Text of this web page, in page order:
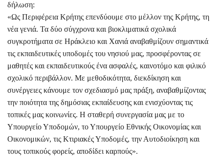
δήλωση:
«Ως Περιφέρεια Κρήτης επενδύουμε στο μέλλον της Κρήτης, τη
νέα γενιά. Τα δύο σύγχρονα και βιοκλιματικά σχολικά
συγκροτήματα σε Ηράκλειο και Χανιά αναβαθμίζουν σημαντικά
τις εκπαιδευτικές υποδομές του νησιού μας, προσφέροντας σε
μαθητές και εκπαιδευτικούς ένα ασφαλές, καινοτόμο και φιλικό
σχολικό περιβάλλον. Με μεθοδικότητα, διεκδίκηση και
συνέργειες κάνουμε τον σχεδιασμό μας πράξη, αναβαθμίζοντας
την ποιότητα της δημόσιας εκπαίδευσης και ενισχύοντας τις
τοπικές μας κοινωνίες. Η σταθερή συνεργασία μας με το
Υπουργείο Υποδομών, το Υπουργείο Εθνικής Οικονομίας και
Οικονομικών, τις Κτιριακές Υποδομές, την Αυτοδιοίκηση και
τους τοπικούς φορείς, αποδίδει καρπούς».